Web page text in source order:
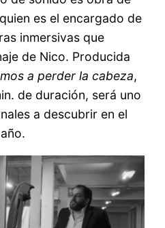
es el encargado de
inmersivas que
de Nico. Producida
a perder la cabeza,
de duración, será uno
a descubrir en el